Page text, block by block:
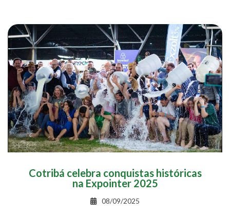
Cotribá celebra conquistas históricas
na Expointer 2025
08/09/2025